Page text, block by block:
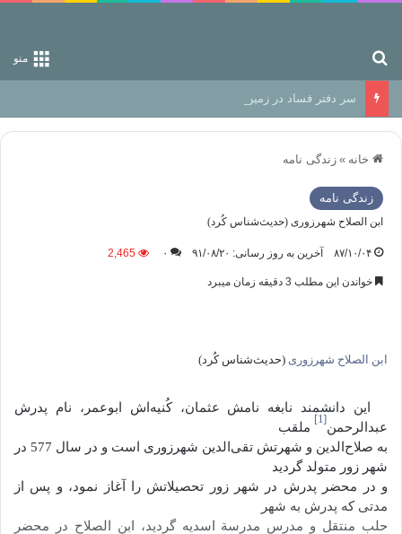
منو
سر دفتر فساد در زمین‌، دوری وکناره‌گیری از راه خداست‌!
خانه » زندگی نامه
زندگی نامه
ابن الصلاح شهرزوری (حدیث‌شناس کُرد)
۸۷/۱۰/۰۴ آخرین به روز رسانی: ۹۱/۰۸/۲۰ ۰ 2,465
خواندن این مطلب 3 دقیقه زمان میبرد
ابن الصلاح شهرزوری (حدیث‌شناس کُرد)
این دانشمند نابغه نامش عثمان، کُنیه‌اش ابوعمر، نام پدرش
عبدالرحمن
[1]
ملقب
به صلاح‌الدین و شهرتش تقی‌الدین شهرزوری است و در سال 577 در
شهر زور متولد گردید
و در محضر پدرش در شهر زور تحصیلاتش را آغاز نمود، و پس از
مدتی که پدرش به شهر
حلب منتقل و مدرس مدرسة اسدیه گردید، ابن الصلاح در محضر